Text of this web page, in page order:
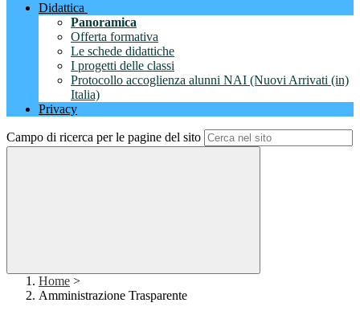
Didattica
Panoramica
Offerta formativa
Le schede didattiche
I progetti delle classi
Protocollo accoglienza alunni NAI (Nuovi Arrivati (in)
Italia)
Privacy
Campo di ricerca per le pagine del sito
Home >
Amministrazione Trasparente